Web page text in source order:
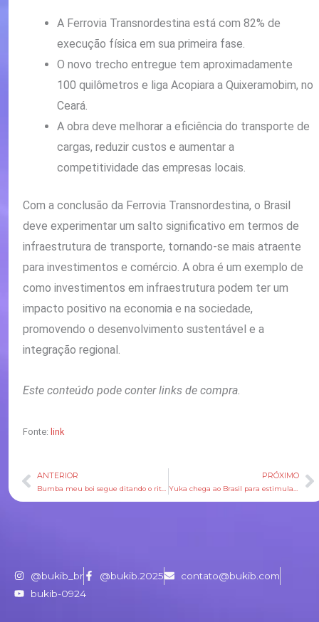
A Ferrovia Transnordestina está com 82% de
execução física em sua primeira fase.
O novo trecho entregue tem aproximadamente
100 quilômetros e liga Acopiara a Quixeramobim, no
Ceará.
A obra deve melhorar a eficiência do transporte de
cargas, reduzir custos e aumentar a
competitividade das empresas locais.
Com a conclusão da Ferrovia Transnordestina, o Brasil
deve experimentar um salto significativo em termos de
infraestrutura de transporte, tornando-se mais atraente
para investimentos e comércio. A obra é um exemplo de
como investimentos em infraestrutura podem ter um
impacto positivo na economia e na sociedade,
promovendo o desenvolvimento sustentável e a
integração regional.
Este conteúdo pode conter links de compra.
Fonte: link
Anterior
ANTERIOR PRÓXIMO
@bukib_br @bukib.2025
contato@bukib.com
bukib-0924